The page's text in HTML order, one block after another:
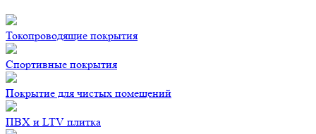
Токопроводящие покрытия
Спортивные покрытия
Покрытие для чистых помещений
ПВХ и LTV плитка